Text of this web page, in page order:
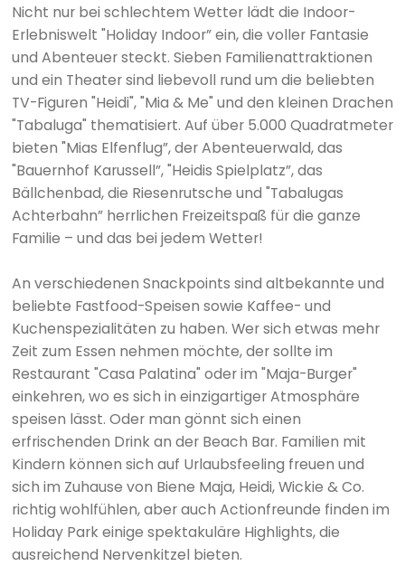
Nicht nur bei schlechtem Wetter lädt die Indoor-
Erlebniswelt "Holiday Indoor” ein, die voller Fantasie
und Abenteuer steckt. Sieben Familienattraktionen
und ein Theater sind liebevoll rund um die beliebten
TV-Figuren "Heidi", "Mia & Me" und den kleinen Drachen
"Tabaluga" thematisiert. Auf über 5.000 Quadratmeter
bieten "Mias Elfenflug”, der Abenteuerwald, das
"Bauernhof Karussell”, "Heidis Spielplatz”, das
Bällchenbad, die Riesenrutsche und "Tabalugas
Achterbahn” herrlichen Freizeitspaß für die ganze
Familie – und das bei jedem Wetter!
An verschiedenen Snackpoints sind altbekannte und
beliebte Fastfood-Speisen sowie Kaffee- und
Kuchenspezialitäten zu haben. Wer sich etwas mehr
Zeit zum Essen nehmen möchte, der sollte im
Restaurant "Casa Palatina" oder im "Maja-Burger"
einkehren, wo es sich in einzigartiger Atmosphäre
speisen lässt. Oder man gönnt sich einen
erfrischenden Drink an der Beach Bar. Familien mit
Kindern können sich auf Urlaubsfeeling freuen und
sich im Zuhause von Biene Maja, Heidi, Wickie & Co.
richtig wohlfühlen, aber auch Actionfreunde finden im
Holiday Park einige spektakuläre Highlights, die
ausreichend Nervenkitzel bieten.